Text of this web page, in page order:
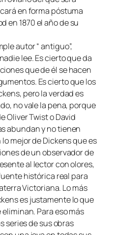
en forma póstuma
en 1870 el año de su
autor “ antiguo”,
lee. Es cierto que da
que de él se hacen
Es cierto que los
pero la verdad es
no vale la pena, porque
Oliver Twist o David
abundan y no tienen
mejor de Dickens que es
de un observador de
al lector con olores,
histórica real para
Victoriana. Lo más
es justamente lo que
Para eso más
series de sus obras